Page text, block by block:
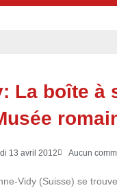
La boîte à
13 avril 2012 Aucun
Vidy (Suisse) se